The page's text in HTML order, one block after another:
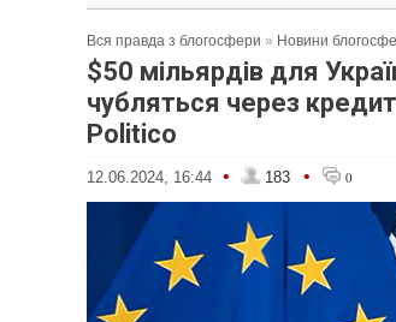
Вся правда з блогосфери » Новини
$50 мільярдів для
чубляться через
Politico
12.06.2024, 16:44 • 183 • 0